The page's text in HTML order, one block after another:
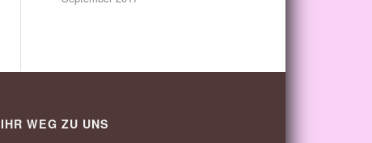
IHR WEG ZU UNS